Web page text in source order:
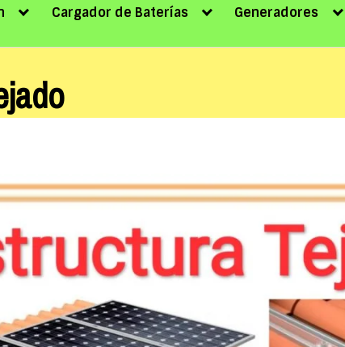
Cargador de Baterías Generadores